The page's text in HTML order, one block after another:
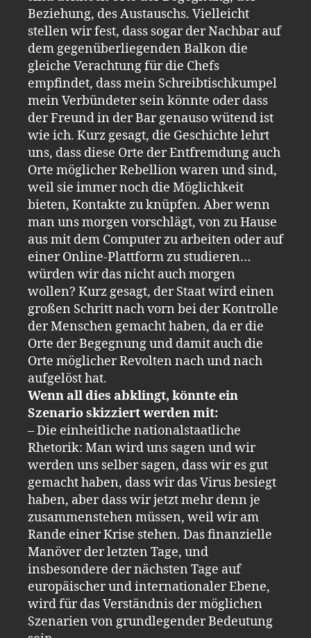
Beziehung, des Austauschs. Vielleicht
stellen wir fest, dass sogar der Nachbar auf
dem gegenüberliegenden Balkon die
gleiche Verachtung für die Chefs
empfindet, dass mein Schreibtischkumpel
mein Verbündeter sein könnte oder dass
der Freund in der Bar genauso wütend ist
wie ich. Kurz gesagt, die Geschichte lehrt
uns, dass diese Orte der Entfremdung auch
Orte möglicher Rebellion waren und sind,
weil sie immer noch die Möglichkeit
bieten, Kontakte zu knüpfen. Aber wenn
man uns morgen vorschlägt, von zu Hause
aus mit dem Computer zu arbeiten oder auf
einer Online-Plattform zu studieren…
würden wir das nicht auch morgen
wollen? Kurz gesagt, der Staat wird einen
großen Schritt nach vorn bei der Kontrolle
der Menschen gemacht haben, da er die
Orte der Begegnung und damit auch die
Orte möglicher Revolten nach und nach
aufgelöst hat.
Wenn all dies abklingt, könnte ein
Szenario skizziert werden mit:
– Die einheitliche nationalstaatliche
Rhetorik: Man wird uns sagen und wir
werden uns selber sagen, dass wir es gut
gemacht haben, dass wir das Virus besiegt
haben, aber dass wir jetzt mehr denn je
zusammenstehen müssen, weil wir am
Rande einer Krise stehen. Das finanzielle
Manöver der letzten Tage, und
insbesondere der nächsten Tage auf
europäischer und internationaler Ebene,
wird für das Verständnis der möglichen
Szenarien von grundlegender Bedeutung